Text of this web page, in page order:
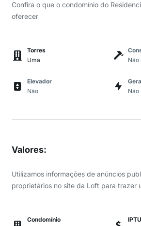
Confira o que o condomínio do
oferecer
Torres
Uma
Não
Elevador
Não
Não
Valores:
Utilizamos informações de anúncios
proprietários no site da Loft para trazer
Condomínio